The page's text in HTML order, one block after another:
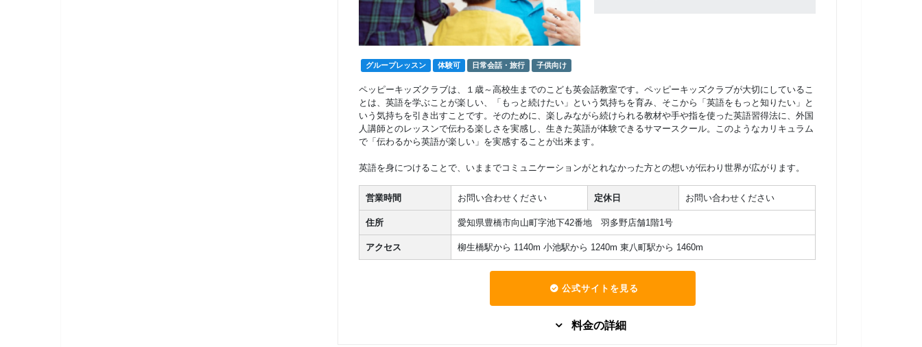
小学５・６年生（日
本人講師スタンダー
ド）
グループレッスン 子供向け
7,260
円(税込) / 月
中学生（７０分）日
本人講師スタンダー
ド
8,910
円(税込) / 月
回数：4 / 1セッション70分
中学生（９０分）日
ド
グループレッスン
10,560
円(税込) / 月
グループレッスン 体験可 日常会話・旅行 子供向け
ペッピーキッズクラブは、１歳～高校生までのこども英会話教室です。ペッピーキッズクラブが大切にしているこ
とは、英語を学ぶことが楽しい、「もっと続けたい」という気持ちを育み、そこから「英語をもっと知りたい」と
いう気持ちを引き出すことです。そのために、楽しみながら続けられる教材や手や指を使った英語習得法に、外国
人講師とのレッスンで伝わる楽しさを実感し、生きた英語が体験できるサマースクール。このようなカリキュラム
で「伝わるから英語が楽しい」を実感することが出来ます。
英語を身につけることで、いままでコミュニケーションがとれなかった方との想いが伝わり世界が広がります。
営業時間 お問い合わせください 定休日 お問い合わせください
住所 愛知県豊橋市向山町字池下42番地 羽多野店舗1階1号
アクセス 柳生橋駅から 1140m 小池駅から 1240m 東八町駅から 1460m
公式サイトを見る
料金の詳細